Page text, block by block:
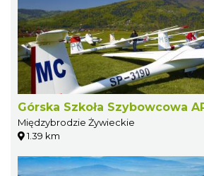
Górska Szkoła Szybowcowa
Międzybrodzie Żywieckie
1.39 km